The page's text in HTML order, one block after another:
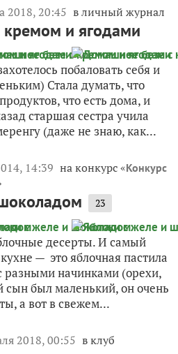
2018, 20:45 в личный журнал
и ягодами
побаловать себя и
Стала думать, что
что есть дома, и
старшая сестра учила
(даже не знаю, как...
14:39 на конкурс «Конкурс
23
десерты. И самый
— это яблочная пастила
разными начинками (орехи,
сын был маленький, он очень
а вот в свежем...
2018, 00:55 в клуб